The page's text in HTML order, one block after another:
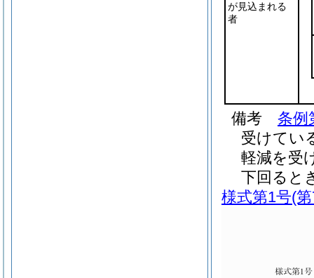
が見込まれる
者
備考 条例
受けてい
軽減を受
下回ると
様式第1号(